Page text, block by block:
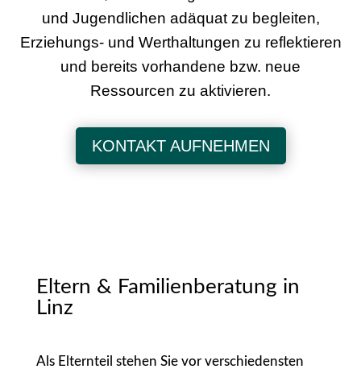
und Jugendlichen adäquat zu begleiten,
Erziehungs- und Werthaltungen zu reflektieren
und bereits vorhandene bzw. neue
Ressourcen zu aktivieren.
KONTAKT AUFNEHMEN
Eltern & Familienberatung in
Linz
Als Elternteil stehen Sie vor verschiedensten